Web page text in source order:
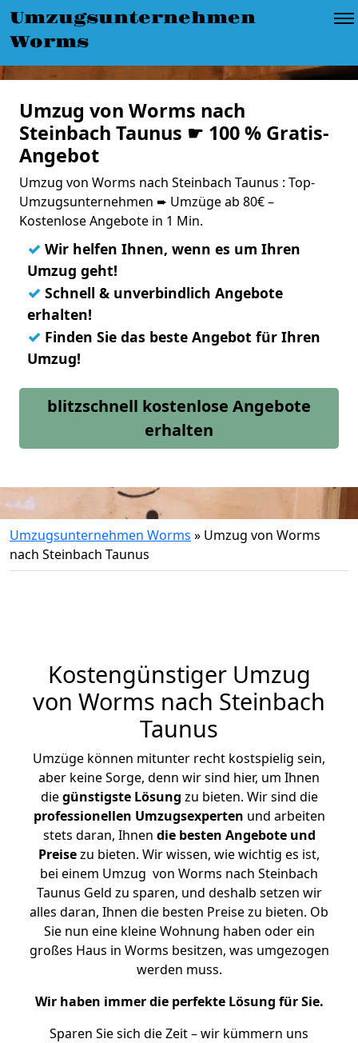
Umzugsunternehmen
Worms
Umzug von Worms nach
Steinbach Taunus ☛ 100 % Gratis-
Angebot
Umzug von Worms nach Steinbach Taunus : Top-
Umzugsunternehmen ➨ Umzüge ab 80€ –
Kostenlose Angebote in 1 Min.
✓ Wir helfen Ihnen, wenn es um Ihren
Umzug geht!
✓ Schnell & unverbindlich Angebote
erhalten!
✓ Finden Sie das beste Angebot für Ihren
Umzug!
blitzschnell kostenlose Angebote
erhalten
Umzugsunternehmen Worms » Umzug von Worms
nach Steinbach Taunus
Kostengünstiger Umzug
von Worms nach Steinbach
Taunus
Umzüge können mitunter recht kostspielig sein,
aber keine Sorge, denn wir sind hier, um Ihnen
diegünstigste Lösung zu bieten. Wir sind die
professionellen Umzugsexperten und arbeiten
stets daran, Ihnen die besten Angebote und
Preisezu bieten. Wir wissen, wie wichtig es ist,
bei einem Umzug von Worms nach Steinbach
Taunus Geld zu sparen, und deshalb setzen wir
alles daran, Ihnen die besten Preise zu bieten. Ob
Sie nun eine kleine Wohnung haben oder ein
großes Haus in Worms besitzen, was umgezogen
werden muss.
Wir haben immer die perfekte Lösung für Sie.
Sparen Sie sich die Zeit – wir kümmern uns